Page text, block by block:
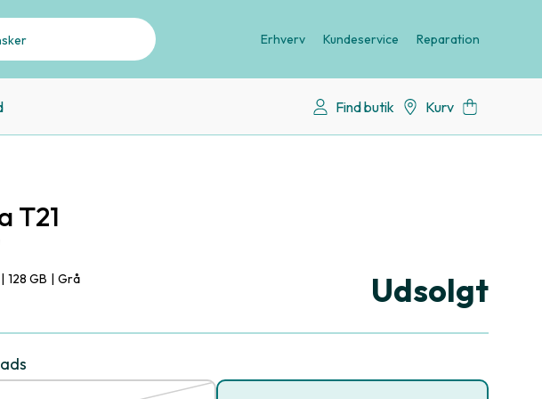
Erhverv Kundeservice Reparation
Find butik Kurv
T21
| 128 GB | Grå Udsolgt